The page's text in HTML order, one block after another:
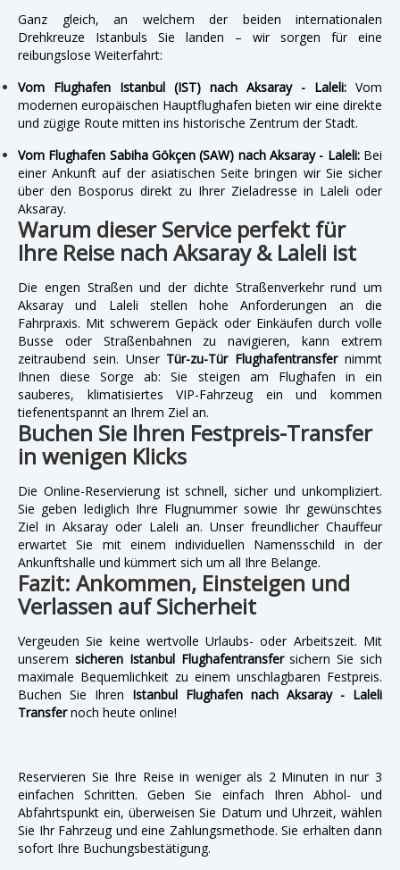
Ganz gleich, an welchem der beiden internationalen
Drehkreuze Istanbuls Sie landen – wir sorgen für eine
reibungslose Weiterfahrt:
Vom Flughafen Istanbul (IST) nach Aksaray - Laleli: Vom
modernen europäischen Hauptflughafen bieten wir eine direkte
und zügige Route mitten ins historische Zentrum der Stadt.
Vom Flughafen Sabiha Gökçen (SAW) nach Aksaray - Laleli:Bei
einer Ankunft auf der asiatischen Seite bringen wir Sie sicher
über den Bosporus direkt zu Ihrer Zieladresse in Laleli oder
Aksaray.
Warum dieser Service perfekt für
Ihre Reise nach Aksaray & Laleli ist
Die engen Straßen und der dichte Straßenverkehr rund um
Aksaray und Laleli stellen hohe Anforderungen an die
Fahrpraxis. Mit schwerem Gepäck oder Einkäufen durch volle
Busse oder Straßenbahnen zu navigieren, kann extrem
zeitraubend sein. Unser Tür-zu-Tür Flughafentransfernimmt
Ihnen diese Sorge ab: Sie steigen am Flughafen in ein
sauberes, klimatisiertes VIP-Fahrzeug ein und kommen
tiefenentspannt an Ihrem Ziel an.
Buchen Sie Ihren Festpreis-Transfer
in wenigen Klicks
Die Online-Reservierung ist schnell, sicher und unkompliziert.
Sie geben lediglich Ihre Flugnummer sowie Ihr gewünschtes
Ziel in Aksaray oder Laleli an. Unser freundlicher Chauffeur
erwartet Sie mit einem individuellen Namensschild in der
Ankunftshalle und kümmert sich um all Ihre Belange.
Fazit: Ankommen, Einsteigen und
Verlassen auf Sicherheit
Vergeuden Sie keine wertvolle Urlaubs- oder Arbeitszeit. Mit
unserem sicheren Istanbul Flughafentransfersichern Sie sich
maximale Bequemlichkeit zu einem unschlagbaren Festpreis.
Buchen Sie Ihren Istanbul Flughafen nach Aksaray - Laleli
Transfernoch heute online!
Reservieren Sie Ihre Reise in weniger als 2 Minuten in nur 3
einfachen Schritten. Geben Sie einfach Ihren Abhol- und
Abfahrtspunkt ein, überweisen Sie Datum und Uhrzeit, wählen
Sie Ihr Fahrzeug und eine Zahlungsmethode. Sie erhalten dann
sofort Ihre Buchungsbestätigung.